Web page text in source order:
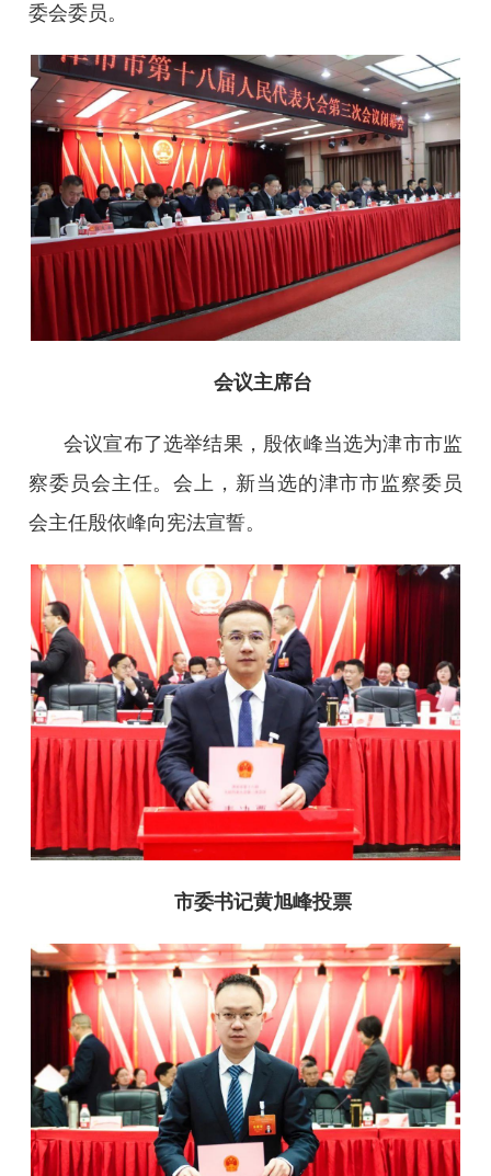
委会委员。
会议主席台
会议宣布了选举结果，殷依峰当选为津市市监
察委员会主任。会上，新当选的津市市监察委员
会主任殷依峰向宪法宣誓。
市委书记黄旭峰投票